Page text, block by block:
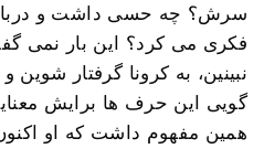
سرش؟ چه حسی داشت و
فکری می کرد؟ این بار نمی
نبینین، به کرونا گرفتار شوین
گویی این حرف ها برایش
همین مفهوم داشت که او